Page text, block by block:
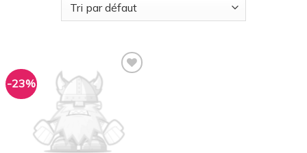
-23%